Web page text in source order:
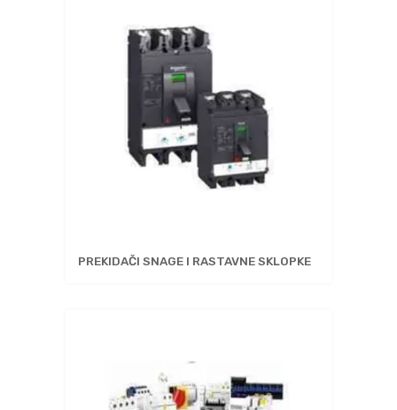
PREKIDAČI SNAGE I RASTAVNE SKLOPKE